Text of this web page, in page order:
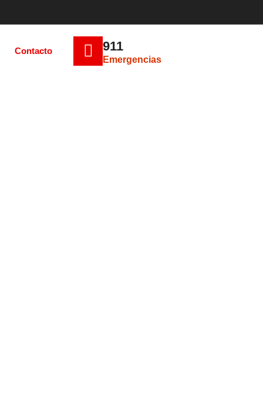
Contacto 911
Emergencias